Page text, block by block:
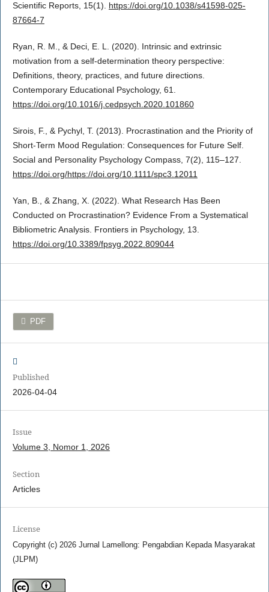
Scientific Reports, 15(1). https://doi.org/10.1038/s41598-025-
87664-7
Ryan, R. M., & Deci, E. L. (2020). Intrinsic and extrinsic
motivation from a self-determination theory perspective:
Definitions, theory, practices, and future directions.
Contemporary Educational Psychology, 61.
https://doi.org/10.1016/j.cedpsych.2020.101860
Sirois, F., & Pychyl, T. (2013). Procrastination and the Priority of
Short-Term Mood Regulation: Consequences for Future Self.
Social and Personality Psychology Compass, 7(2), 115–127.
https://doi.org/https://doi.org/10.1111/spc3.12011
Yan, B., & Zhang, X. (2022). What Research Has Been
Conducted on Procrastination? Evidence From a Systematical
Bibliometric Analysis. Frontiers in Psychology, 13.
https://doi.org/10.3389/fpsyg.2022.809044
PDF
Published
2026-04-04
Issue
Volume 3, Nomor 1, 2026
Section
Articles
License
Copyright (c) 2026 Jurnal Lamellong: Pengabdian Kepada Masyarakat
(JLPM)